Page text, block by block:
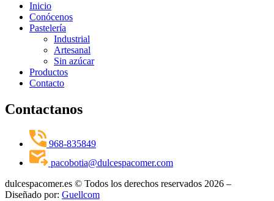
Inicio
Conócenos
Pastelería
Industrial
Artesanal
Sin azúcar
Productos
Contacto
Contactanos
968-835849
pacobotia@dulcespacomer.com
dulcespacomer.es © Todos los derechos reservados 2026 –
Diseñado por: Guellcom